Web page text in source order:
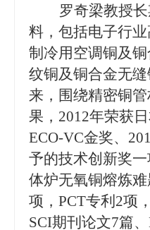
罗奇梁教授
料，包括电子行业
制冷用空调铜及
纹铜及铜合金无缝
来，围绕精密铜
果，2012年荣获
ECO-VC金奖、
予的技术创新奖
体炉无氧铜熔炼
项，PCT专利2项
SCI期刊论文7篇